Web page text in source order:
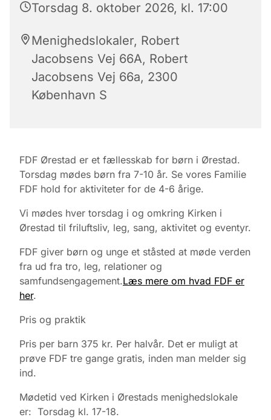
Torsdag 8. oktober 2026, kl. 17:00
Menighedslokaler, Robert
Jacobsens Vej 66A, Robert
Jacobsens Vej 66a, 2300
København S
FDF Ørestad er et fællesskab for børn i Ørestad.
Torsdag mødes børn fra 7-10 år. Se vores Familie
FDF hold for aktiviteter for de 4-6 årige.
Vi mødes hver torsdag i og omkring Kirken i
Ørestad til friluftsliv, leg, sang, aktivitet og eventyr.
FDF giver børn og unge et ståsted at møde verden
fra ud fra tro, leg, relationer og
samfundsengagement.Læs mere om hvad FDF er
her.
Pris og praktik
Pris per barn 375 kr. Per halvår. Det er muligt at
prøve FDF tre gange gratis, inden man melder sig
ind.
Mødetid ved Kirken i Ørestads menighedslokale
er: Torsdag kl. 17-18.